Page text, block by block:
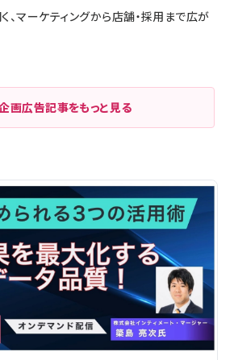
、マーケティングから店舗・採用まで広が
画広告記事をもっと見る